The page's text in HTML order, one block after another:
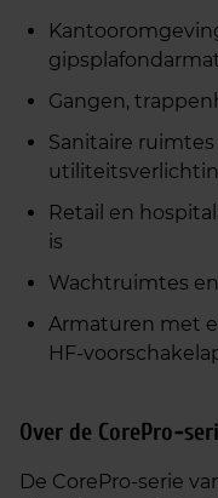
Gangen,
Sanitaire
Retail en
is
Wachtruimtes
Armaturen met
Over de
De CorePro‑serie